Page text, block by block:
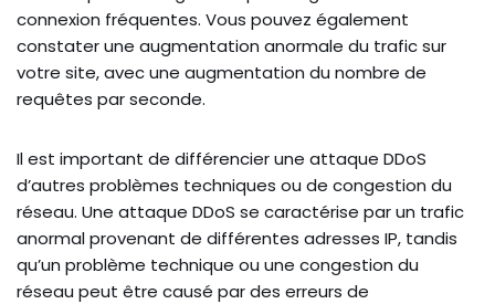
connexion fréquentes. Vous pouvez également
constater une augmentation anormale du trafic sur
votre site, avec une augmentation du nombre de
requêtes par seconde.
Il est important de différencier une attaque DDoS
d’autres problèmes techniques ou de congestion du
réseau. Une attaque DDoS se caractérise par un trafic
anormal provenant de différentes adresses IP, tandis
qu’un problème technique ou une congestion du
réseau peut être causé par des erreurs de